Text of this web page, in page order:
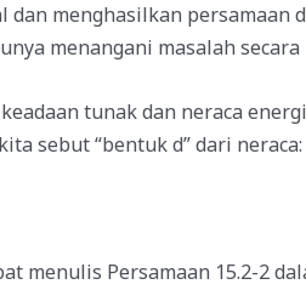
menghasilkan persamaan
menangani masalah
tunak dan neraca
sebut “bentuk d” dari neraca:
menulis Persamaan 15.2-2